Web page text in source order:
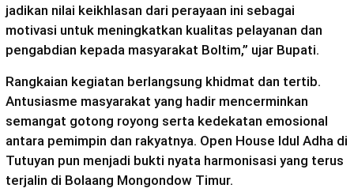
jadikan nilai keikhlasan dari perayaan ini sebagai
motivasi untuk meningkatkan kualitas pelayanan dan
pengabdian kepada masyarakat Boltim,” ujar Bupati.
Rangkaian kegiatan berlangsung khidmat dan tertib.
Antusiasme masyarakat yang hadir mencerminkan
semangat gotong royong serta kedekatan emosional
antara pemimpin dan rakyatnya. Open House Idul Adha di
Tutuyan pun menjadi bukti nyata harmonisasi yang terus
terjalin di Bolaang Mongondow Timur.